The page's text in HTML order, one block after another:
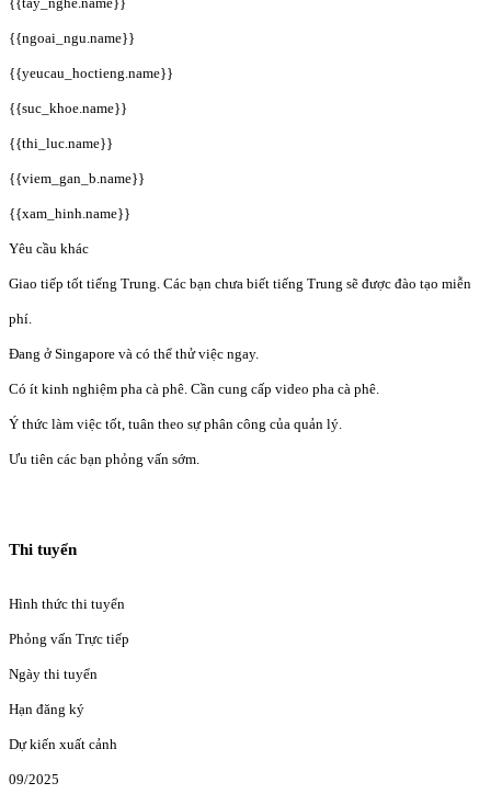
{{ngoai_ngu.name}}
{{yeucau_hoctieng.name}}
{{suc_khoe.name}}
{{thi_luc.name}}
{{viem_gan_b.name}}
{{xam_hinh.name}}
Yêu cầu khác
Giao tiếp tốt tiếng Trung. Các bạn chưa biết tiếng Trung sẽ được đào tạo miễn
phí.
Đang ở Singapore và có thể thử việc ngay.
Có ít kinh nghiệm pha cà phê. Cần cung cấp video pha cà phê.
Ý thức làm việc tốt, tuân theo sự phân công của quản lý.
Ưu tiên các bạn phỏng vấn sớm.
Thi tuyển
Hình thức thi tuyển
Phỏng vấn Trực tiếp
Ngày thi tuyển
Hạn đăng ký
Dự kiến xuất cảnh
09/2025